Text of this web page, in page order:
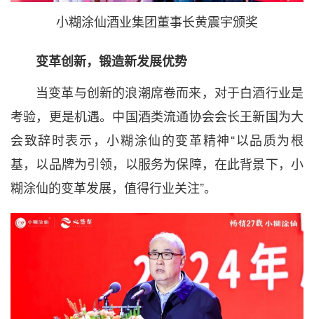
小糊涂仙酒业集团董事长黄震宇颁奖
变革创新，锻造新发展优势
当变革与创新的浪潮席卷而来，对于白酒行业是
考验，更是机遇。中国酒类流通协会会长王新国为大
会致辞时表示，小糊涂仙的变革精神“以品质为根
基，以品牌为引领，以服务为保障，在此背景下，小
糊涂仙的变革发展，值得行业关注”。